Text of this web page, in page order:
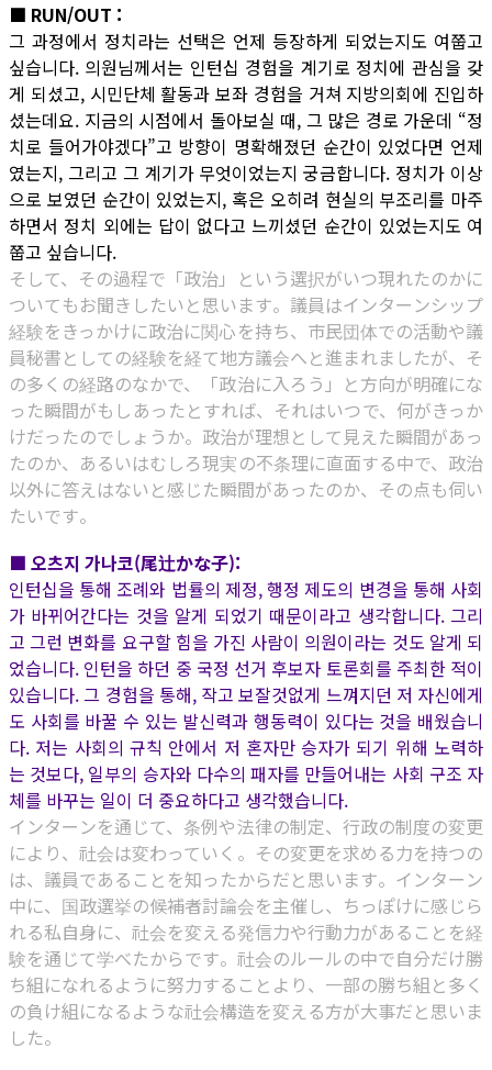
■ RUN/OUT :
그 과정에서 정치라는 선택은 언제 등장하게 되었는지도 여쭙고
싶습니다. 의원님께서는 인턴십 경험을 계기로 정치에 관심을 갖
게 되셨고, 시민단체 활동과 보좌 경험을 거쳐 지방의회에 진입하
셨는데요. 지금의 시점에서 돌아보실 때, 그 많은 경로 가운데 “정
치로 들어가야겠다”고 방향이 명확해졌던 순간이 있었다면 언제
였는지, 그리고 그 계기가 무엇이었는지 궁금합니다. 정치가 이상
으로 보였던 순간이 있었는지, 혹은 오히려 현실의 부조리를 마주
하면서 정치 외에는 답이 없다고 느끼셨던 순간이 있었는지도 여
쭙고 싶습니다.
そして、その過程で「政治」という選択がいつ現れたのかに
ついてもお聞きしたいと思います。議員はインターンシップ
経験をきっかけに政治に関心を持ち、市民団体での活動や議
員秘書としての経験を経て地方議会へと進まれましたが、そ
の多くの経路のなかで、「政治に入ろう」と方向が明確にな
った瞬間がもしあったとすれば、それはいつで、何がきっか
けだったのでしょうか。政治が理想として見えた瞬間があっ
たのか、あるいはむしろ現実の不条理に直面する中で、政治
以外に答えはないと感じた瞬間があったのか、その点も伺い
たいです。
■ 오츠지 가나코(尾辻かな子):
인턴십을 통해 조례와 법률의 제정, 행정 제도의 변경을 통해 사회
가 바뀌어간다는 것을 알게 되었기 때문이라고 생각합니다. 그리
고 그런 변화를 요구할 힘을 가진 사람이 의원이라는 것도 알게 되
었습니다. 인턴을 하던 중 국정 선거 후보자 토론회를 주최한 적이
있습니다. 그 경험을 통해, 작고 보잘것없게 느껴지던 저 자신에게
도 사회를 바꿀 수 있는 발신력과 행동력이 있다는 것을 배웠습니
다. 저는 사회의 규칙 안에서 저 혼자만 승자가 되기 위해 노력하
는 것보다, 일부의 승자와 다수의 패자를 만들어내는 사회 구조 자
체를 바꾸는 일이 더 중요하다고 생각했습니다.
インターンを通じて、条例や法律の制定、行政の制度の変更
により、社会は変わっていく。その変更を求める力を持つの
は、議員であることを知ったからだと思います。インターン
中に、国政選挙の候補者討論会を主催し、ちっぽけに感じら
れる私自身に、社会を変える発信力や行動力があることを経
験を通じて学べたからです。社会のルールの中で自分だけ勝
ち組になれるように努力することより、一部の勝ち組と多く
の負け組になるような社会構造を変える方が大事だと思いま
した。